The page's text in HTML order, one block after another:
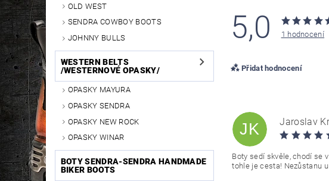
OLD WEST
SENDRA COWBOY BOOTS
JOHNNY BULLS
WESTERN BELTS
/WESTERNOVÉ OPASKY/
OPASKY MAYURA
OPASKY SENDRA
OPASKY NEW ROCK
OPASKY WINAR
BOTY SENDRA-SENDRA HANDMADE
BIKER BOOTS
5,0 1 hodnocení
Přidat hodnocení
JK
Jaroslav
Boty sedí skvěle, chodí se
tohle je cesta! Nezůstanu